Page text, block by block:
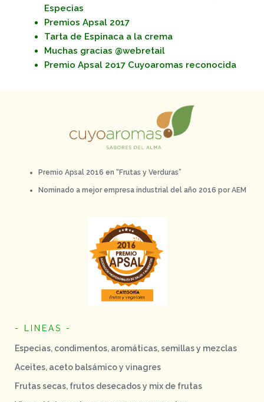
Especias
Premios Apsal 2017
Tarta de Espinaca a la crema
Muchas gracias @webretail
Premio Apsal 2o17 Cuyoaromas reconocida
Premio Apsal 2016 en “Frutas y Verduras”
Nominado a mejor empresa industrial del año 2016 por AEM
- LINEAS -
Especias, condimentos, aromáticas, semillas y mezclas
Aceites, aceto balsámico y vinagres
Frutas secas, frutos desecados y mix de frutas